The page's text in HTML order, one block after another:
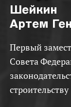
Шейкин
Артем
Первый заместитель председателя Комитета
Совета
строительству